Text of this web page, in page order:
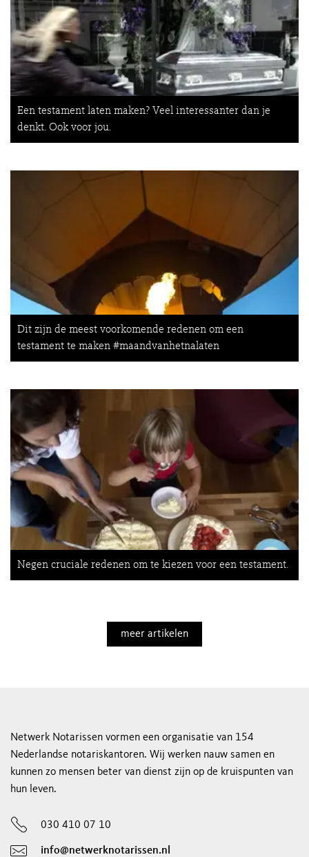
Een testament laten maken? Veel interessanter dan je
denkt. Ook voor jou.
Dit zijn de meest voorkomende redenen om een
testament te maken #maandvanhetnalaten
Negen cruciale redenen om te kiezen voor een testament.
meer artikelen
Netwerk Notarissen vormen een organisatie van 154
Nederlandse notariskantoren. Wij werken nauw samen en
kunnen zo mensen beter van dienst zijn op de kruispunten van
hun leven.
030 410 07 10
info@netwerknotarissen.nl